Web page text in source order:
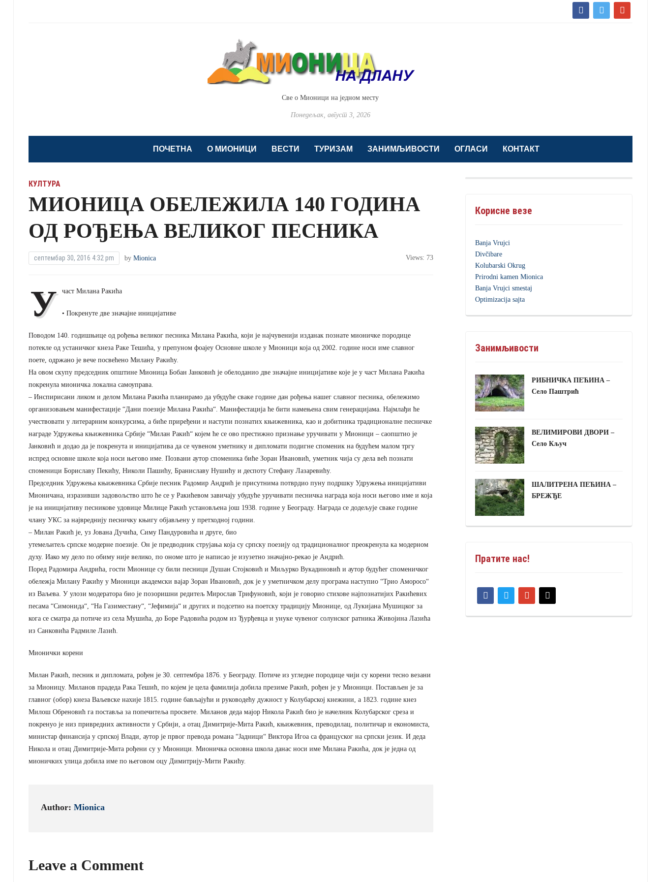
facebook twitter google
Све о Мионици на једном месту
Понедељак, август 3, 2026
ПОЧЕТНА O МИОНИЦИ ВЕСТИ ТУРИЗАМ ЗАНИМЉИВОСТИ ОГЛАСИ КОНТАКТ
КУЛТУРА
МИОНИЦА ОБЕЛЕЖИЛА 140 ГОДИНА
ОД РОЂЕЊА ВЕЛИКОГ ПЕСНИКА
септембар 30, 2016 4:32 pm by Mionica Views: 73
У част Милана Ракића
• Покренуте две значајне иницијативе
Поводом 140. годишњице од рођења великог песника Милана Ракића, који је најчувенији изданак познате мионичке породице
потекле од устаничког кнеза Раке Тешића, у препуном фоајеу Основне школе у Мионици која од 2002. године носи име славног
поете, одржано je вече посвећено Милану Ракићу.
На овом скупу председник општине Мионица Бобан Јанковић је обелоданио две значајне иницијативе које је у част Милана Ракића
покренула мионичка локална самоуправа.
– Инспирисани ликом и делом Милана Ракића планирамо да убудуће сваке године дан рођења нашег славног песника, обележимо
организовањем манифестације “Дани поезије Милана Ракића“. Манифестација ће бити намењена свим генерацијама. Најмлађи ће
учествовати у литерарним конкурсима, а биће приређени и наступи познатих књижевника, као и добитника традиционалне песничке
награде Удружења књижевника Србије “Милан Ракић“ којем ће се ово престижно признање уручивати у Мионици – саопштио је
Јанковић и додао да је покренута и иницијатива да се чувеном уметнику и дипломати подигне споменик на будућем малом тргу
испред основне школе која носи његово име. Позвани аутор споменика биће Зоран Ивановић, уметник чија су дела већ познати
споменици Бориславу Пекићу, Николи Пашићу, Браниславу Нушићу и деспоту Стефану Лазаревићу.
Председник Удружења књижевника Србије песник Радомир Андрић је присутнима потврдио пуну подршку Удружења иницијативи
Мионичана, изразивши задовољство што ће се у Ракићевом завичају убудуће уручивати песничка награда која носи његово име и која
је на иницијативу песникове удовице Милице Ракић установљена још 1938. године у Београду. Награда се додељује сваке године
члану УКС за највреднију песничку књигу објављену у претходној години.
– Милан Ракић је, уз Јована Дучића, Симу Пандуровића и друге, био
утемељитељ српске модерне поезије. Он је предводник струјања која су српску поезију од традиционалног преокренула ка модерном
духу. Иако му дело по обиму није велико, по ономе што је написао је изузетно значајно-рекао је Андрић.
Поред Радомира Андрића, гости Мионице су били песници Душан Стојковић и Миљурко Вукадиновић и аутор будућег споменичког
обележја Милану Ракићу у Мионици академски вајар Зоран Ивановић, док је у уметничком делу програма наступио “Трио Аморосо“
из Ваљева. У улози модератора био је позоришни редитељ Мирослав Трифуновић, који је говорио стихове најпознатијих Ракићевих
песама “Симонида“, “На Газиместану“, “Јефимија“ и других и подсетио на поетску традицију Мионице, од Лукијана Мушицког за
кога се сматра да потиче из села Мушића, до Боре Радовића родом из Ђурђевца и унуке чувеног солунског ратника Живојина Лазића
из Санковића Радмиле Лазић.
Мионички корени
Милан Ракић, песник и дипломата, рођен је 30. септембра 1876. у Београду. Потиче из угледне породице чији су корени тесно везани
за Мионицу. Миланов прадеда Рака Тешић, по којем је цела фамилија добила презиме Ракић, рођен је у Мионици. Постављен је за
главног (обор) кнеза Ваљевске нахије 1815. године бављајући и руководећу дужност у Колубарској кнежини, а 1823. године кнез
Милош Обреновић га поставља за попечитеља просвете. Миланов деда мајор Никола Ракић био је начелник Колубарског среза и
покренуо је низ привредних активности у Србији, а отац Димитрије-Мита Ракић, књижевник, преводилац, политичар и економиста,
министар финансија у српској Влади, аутор је првог превода романа “Јадници“ Виктора Игоа са француског на српски језик. И деда
Никола и отац Димитрије-Мита рођени су у Мионици. Мионичка основна школа данас носи име Милана Ракића, док је једна од
мионичких улица добила име по његовом оцу Димитрију-Мити Ракићу.
Author: Mionica
Leave a Comment
Корисне везе
Banja Vrujci
Divčibare
Kolubarski Okrug
Prirodni kamen Mionica
Banja Vrujci smestaj
Optimizacija sajta
Занимљивости
РИБНИЧКА ПЕЋИНА –
Село Паштрић
ВЕЛИМИРОВИ ДВОРИ –
Село Кључ
ШАЛИТРЕНА ПЕЋИНА –
БРЕЖЂЕ
Пратите нас!
facebook twitter google mail